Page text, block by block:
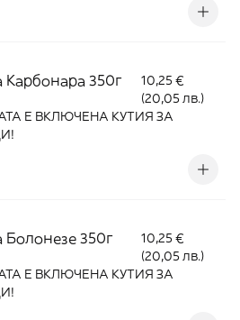
Карбонара 350г
10,25 €
(20,05 лв.)
Е ВКЛЮЧЕНА КУТИЯ ЗА
Болонезе 350г
10,25 €
(20,05 лв.)
Е ВКЛЮЧЕНА КУТИЯ ЗА